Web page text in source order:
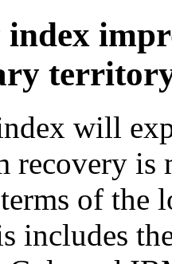
will
recovery is
of the
includes